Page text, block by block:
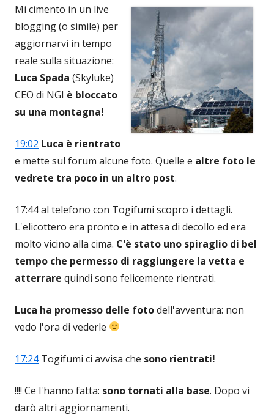
Mi cimento in un live
blogging (o simile) per
aggiornarvi in tempo
reale sulla situazione:
Luca Spada (Skyluke)
CEO di NGI è bloccato
su una montagna!
19:02 Luca è rientrato
e mette sul forum alcune foto. Quelle e altre foto le
vedrete tra poco in un altro post.
17:44 al telefono con Togifumi scopro i dettagli.
L'elicottero era pronto e in attesa di decollo ed era
molto vicino alla cima. C'è stato uno spiraglio di bel
tempo che permesso di raggiungere la vetta e
atterrare quindi sono felicemente rientrati.
Luca ha promesso delle fotodell'avventura: non
vedo l'ora di vederle
17:24Togifumi ci avvisa che sono rientrati!
!!!! Ce l'hanno fatta: sono tornati alla base. Dopo vi
darò altri aggiornamenti.